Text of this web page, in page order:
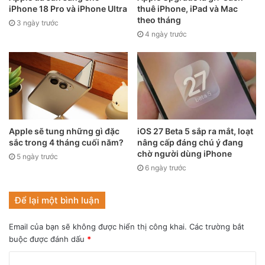
iPad Air 5 có màn hình lớn 10.9 inch và dùng tấm nền OLED
(ảnh minh họa: iPad Air 4). Nguồn: TT Technology.
Theo mình, kích thước màn hình 10.9 inch là vừa vặn,
không quá to mà cũng không quá nhỏ. Máy có kích thước
màn hình tương đồng với iPad Air 4 nhưng công nghệ màn
hình thì sẽ được Apple nâng cấp lên màn hình OLED. Việc
chuyển sang màn hình OLED giúp mang lại độ tương phản,
màu sắc tốt hơn cùng góc nhìn rộng và màu đen sâu hơn
so với những dòng máy dùng màn hình IPS LCD.
iPhone 18 Pro và iPhone Ultra
3 ngày trước
thuê iPhone, iPad và Mac
theo tháng
4 ngày trước
Apple sẽ tung những gì đặc
sắc trong 4 tháng cuối năm?
5 ngày trước
iOS 27 Beta 5 sắp ra mắt, loạt
nâng cấp đáng chú ý đang
chờ người dùng iPhone
6 ngày trước
Để lại một bình luận
Email của bạn sẽ không được hiển thị công khai. Các trường bắt
buộc được đánh dấu *